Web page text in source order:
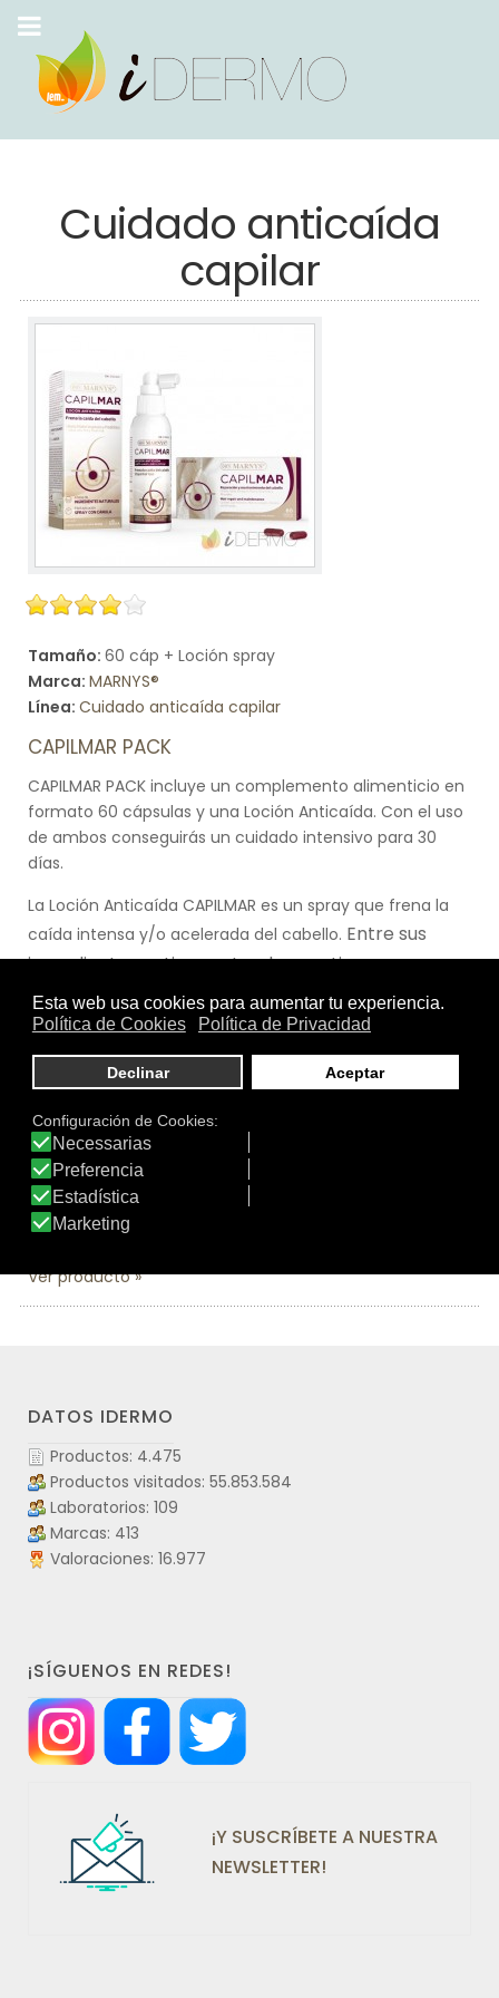
Cuidado anticaída
capilar
Tamaño: 60 cáp + Loción spray
Marca: MARNYS®
Línea: Cuidado anticaída capilar
CAPILMAR PACK
CAPILMAR PACK incluye un complemento alimenticio en
formato 60 cápsulas y una Loción Anticaída. Con el uso
de ambos conseguirás un cuidado intensivo para 30
días.
La Loción Anticaída CAPILMAR es un spray que frena la
caída intensa y/o acelerada del cabello. Entre sus
ingredientes activos naturales contiene un
complejo estimulador del crecimiento capilar
(CECC) con células madre que frenan la caída del
cabello.
residuo graso.
El complemento alimenticio CAPILMAR cápsulas nutre
desde el interior el folículo piloso favoreciendo la
reparación capilar, gracias a las propiedades de sus
Ver producto
DATOS IDERMO
Productos: 4.475
Productos visitados: 55.853.584
Laboratorios: 109
Marcas: 413
Valoraciones: 16.977
¡SÍGUENOS EN REDES!
¡Y SUSCRÍBETE A NUESTRA
NEWSLETTER!